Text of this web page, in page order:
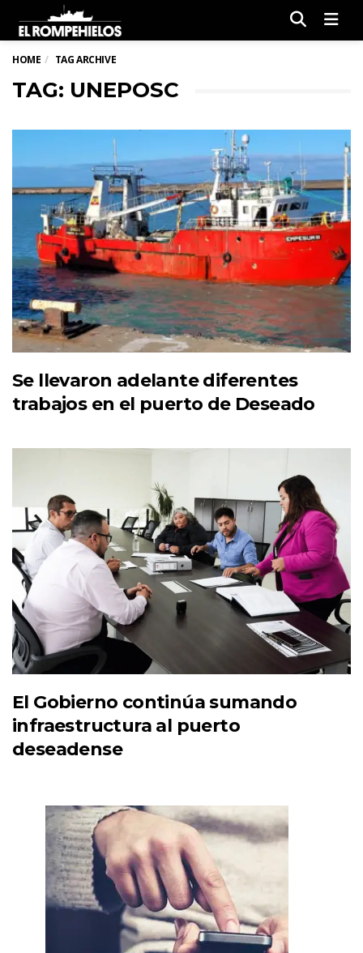
HOME TAG ARCHIVE
TAG: UNEPOSC
Se llevaron adelante diferentes
trabajos en el puerto de Deseado
El Gobierno continúa sumando
infraestructura al puerto
deseadense